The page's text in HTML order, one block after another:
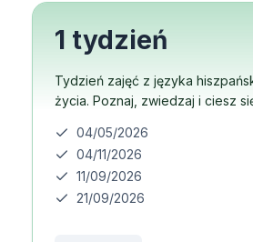
1 tydzień
Tydzień zajęć z języka
życia. Poznaj, zwiedzaj i ciesz
04/05/2026
04/11/2026
11/09/2026
21/09/2026